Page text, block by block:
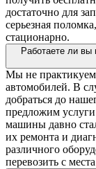
достаточно для
серьезная
стационарно.
Работаете ли вы
Мы не
автомобилей. В
добраться до
предложим
машины давно
их ремонта и
различного
перевозить с